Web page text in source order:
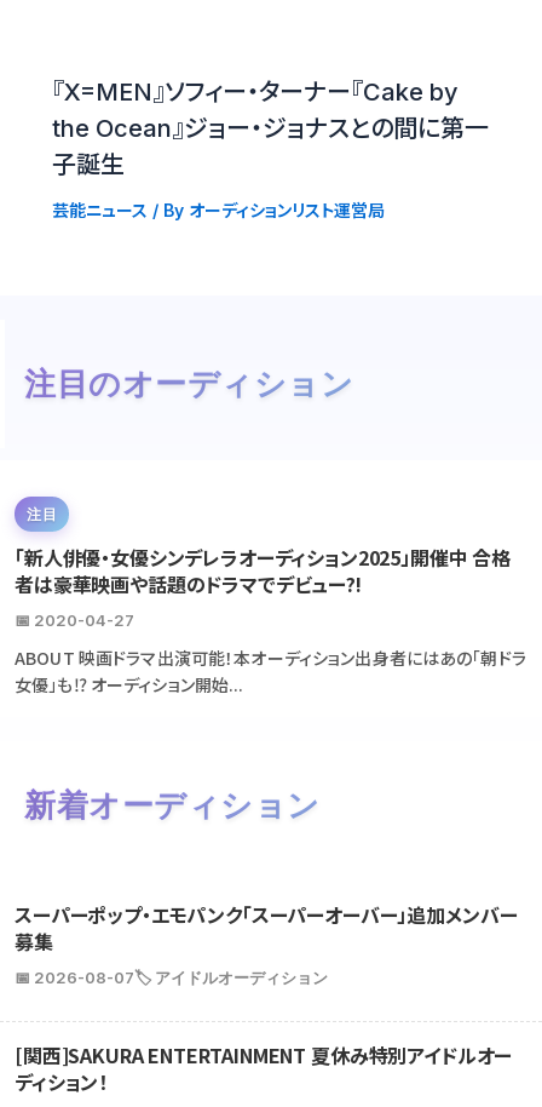
『X=MEN』ソフィー・ターナー『Cake by
the Ocean』ジョー・ジョナスとの間に第一
子誕生
芸能ニュース / By オーディションリスト運営局
注目のオーディション
注目
「新人俳優・女優シンデレラオーディション2025」開催中 合格
者は豪華映画や話題のドラマでデビュー?!
📅 2020-04-27
ABOUT 映画ドラマ出演可能！本オーディション出身者にはあの「朝ドラ
女優」も⁉ オーディション開始...
新着オーディション
スーパーポップ・エモパンク「スーパーオーバー」追加メンバー
募集
📅 2026-08-07🏷️ アイドルオーディション
[関西]SAKURA ENTERTAINMENT 夏休み特別アイドルオー
ディション！